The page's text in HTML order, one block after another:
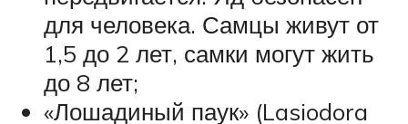
для человека. Самцы живут от
1,5 до 2 лет, самки могут жить
до 8 лет;
«Лошадиный паук» (Lasiodora